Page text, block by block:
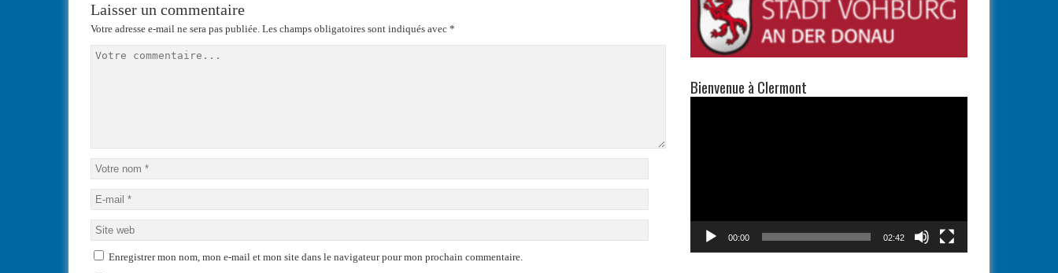
Laisser un commentaire
Votre adresse e-mail ne sera pas publiée. Les champs obligatoires sont indiqués avec *
Enregistrer mon nom, mon e-mail et mon site dans le navigateur pour mon prochain commentaire.
Bienvenue à Clermont
00:00 02:42